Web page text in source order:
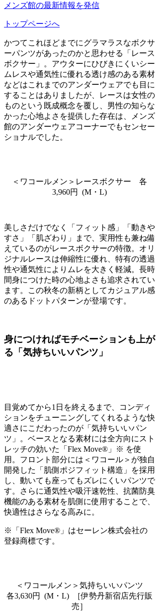
かつてこれほどまでにグラマラスなボクサ
ーパンツがあったのかと思わせる「レース
ボクサー」。アウターにひびきにくいシー
ムレスや通気性に優れる透け感のある素材
などはこれまでのアンダーウェアでも目に
することはありましたが、レースは女性の
ものという既成概念を覆し、男性の知らな
かった心地よさを提供した存在は、メンズ
館のアンダーウェアコーナーでもセンセー
ショナルでした。
＜ワコールメン＞レースボクサー 各
3,960円 (M・L)
美しさだけでなく「フィット感」「動きや
すさ」「肌ざわり」まで、実用性も兼ね備
えているのがレースボクサーの特徴。オリ
ジナルレースは伸縮性に優れ、特有の透過
性や通気性によりムレを大きく軽減。長時
間身につけた時の心地よさも追求されてい
ます。この秋冬の新柄としてカジュアル感
のあるドットパターンが登場です。
身につければモチベーションも上が
る「気持ちいいパンツ」
目覚めてから1日を終えるまで、コンディ
ションをチューニングしてくれるような快
適さにこだわったのが「気持ちいいパン
ツ」。ベースとなる素材には全方向にスト
レッチの効いた「Flex Move®」※ を使
用。フロント部分には＜ワコール＞が独自
開発した「肌側ポジフィット構造」を採用
し、動いても座ってもズレにくいパンツで
す。さらに通気性や吸汗速乾性、抗菌防臭
機能のある素材を肌側に使用することで、
快適性はさらなる高みに。
※「Flex Move®」はセーレン株式会社の
登録商標です。
＜ワコールメン＞気持ちいいパンツ
各3,630円 (M・L) ［伊勢丹新宿店先行販
売］
メンズ館の最新情報を発信
トップページへ